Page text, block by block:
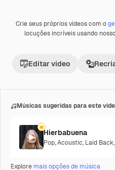
Premium
Crie seus próprios vídeos com o
locuções incríveis usando
Editar vídeo
Músicas sugeridas para este
Hierbabuena
Pop,Acoustic, Laid Back,
Explore mais opções de música